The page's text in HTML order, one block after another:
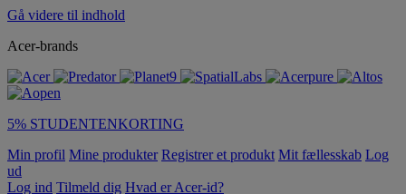
Gå videre til indhold
Acer-brands
5% STUDENTENKORTING
Min profil Mine produkter Registrer et produkt Mit fællesskab Log
ud
Log ind Tilmeld dig Hvad er Acer-id?